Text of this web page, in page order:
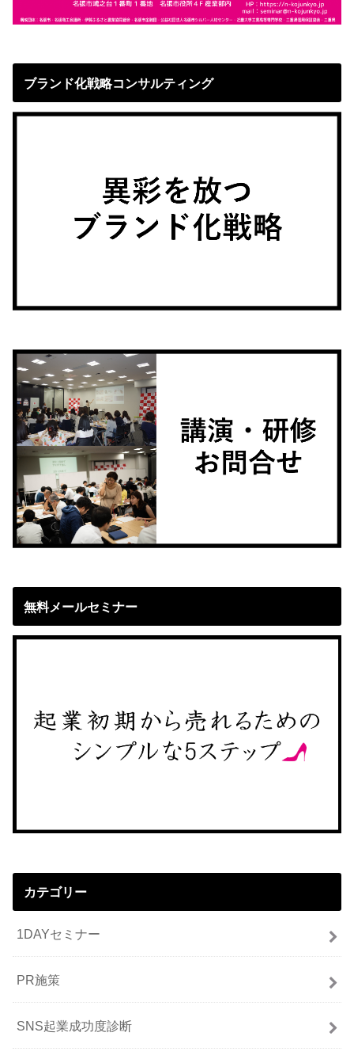
ブランド化戦略コンサルティング
無料メールセミナー
カテゴリー
1DAYセミナー
PR施策
SNS起業成功度診断